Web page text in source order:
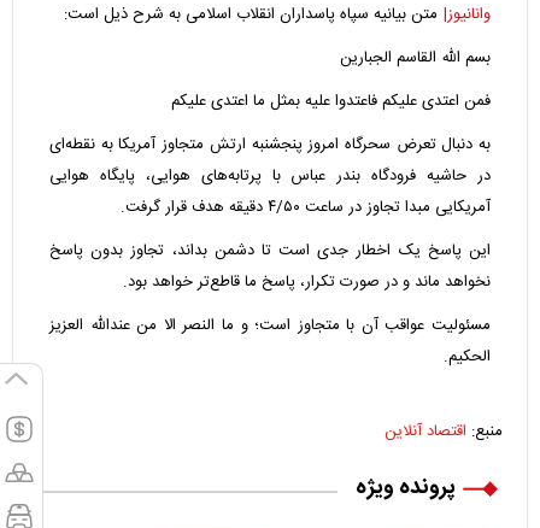
وانانیوز| متن بیانیه سپاه پاسداران انقلاب اسلامی به شرح ذیل است:
بسم الله القاسم الجبارین
فمن اعتدی علیکم فاعتدوا علیه بمثل ما اعتدی علیکم
به دنبال تعرض سحرگاه امروز پنجشنبه ارتش متجاوز آمریکا به نقطه‌ای
در حاشیه فرودگاه بندر عباس با پرتابه‌های هوایی، پایگاه هوایی
آمریکایی مبدا تجاوز در ساعت ۴/۵۰ دقیقه هدف قرار گرفت.
این پاسخ یک اخطار جدی است تا دشمن بداند، تجاوز بدون پاسخ
نخواهد ماند و در صورت تکرار، پاسخ ما قاطع‌تر خواهد بود.
مسئولیت عواقب آن با متجاوز است؛ و ما النصر الا من عندالله العزیز
الحکیم.
منبع: اقتصاد آنلاین
پرونده ویژه